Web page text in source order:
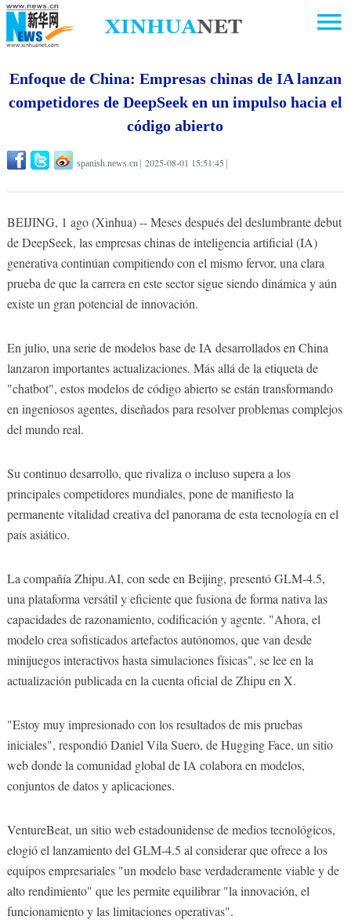
Enfoque de China: Empresas chinas de IA lanzan
competidores de DeepSeek en un impulso hacia el
código abierto
spanish.news.cn 2025-08-01 15:51:45
BEIJING, 1 ago (Xinhua) -- Meses después del deslumbrante debut
de DeepSeek, las empresas chinas de inteligencia artificial (IA)
generativa continúan compitiendo con el mismo fervor, una clara
prueba de que la carrera en este sector sigue siendo dinámica y aún
existe un gran potencial de innovación.
En julio, una serie de modelos base de IA desarrollados en China
lanzaron importantes actualizaciones. Más allá de la etiqueta de
"chatbot", estos modelos de código abierto se están transformando
en ingeniosos agentes, diseñados para resolver problemas complejos
del mundo real.
Su continuo desarrollo, que rivaliza o incluso supera a los
principales competidores mundiales, pone de manifiesto la
permanente vitalidad creativa del panorama de esta tecnología en el
país asiático.
La compañía Zhipu.AI, con sede en Beijing, presentó GLM-4.5,
una plataforma versátil y eficiente que fusiona de forma nativa las
capacidades de razonamiento, codificación y agente. "Ahora, el
modelo crea sofisticados artefactos autónomos, que van desde
minijuegos interactivos hasta simulaciones físicas", se lee en la
actualización publicada en la cuenta oficial de Zhipu en X.
"Estoy muy impresionado con los resultados de mis pruebas
iniciales", respondió Daniel Vila Suero, de Hugging Face, un sitio
web donde la comunidad global de IA colabora en modelos,
conjuntos de datos y aplicaciones.
VentureBeat, un sitio web estadounidense de medios tecnológicos,
elogió el lanzamiento del GLM-4.5 al considerar que ofrece a los
equipos empresariales "un modelo base verdaderamente viable y de
alto rendimiento" que les permite equilibrar "la innovación, el
funcionamiento y las limitaciones operativas".